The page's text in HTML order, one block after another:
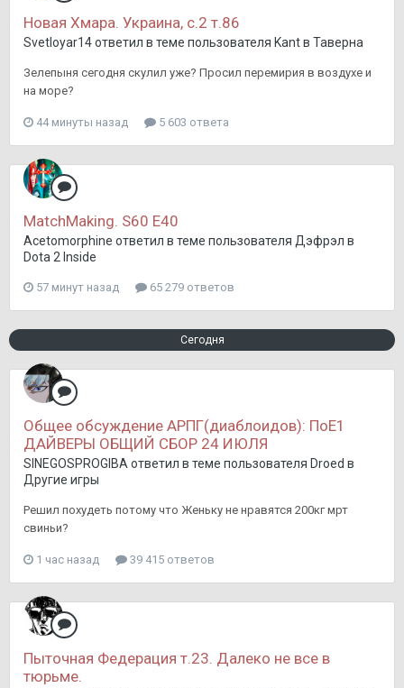
Новая Хмара. Украина, с.2 т.86
Svetloyar14ответил в теме пользователя Kantв Таверна
Зелепыня сегодня скулил уже? Просил перемирия в воздухе и
на море?
44 минуты назад 5 603 ответа
MatchMaking. S60 E40
Acetomorphine ответил в теме пользователя Дэфрэл в
Dota 2 Inside
57 минут назад 65 279 ответов
Сегодня
Общее обсуждение АРПГ(диаблоидов): ПоЕ1
ДАЙВЕРЫ ОБЩИЙ СБОР 24 ИЮЛЯ
SINEGOSPROGIBA ответил в теме пользователя Droed в
Другие игры
Решил похудеть потому что Женьку не нравятся 200кг мрт
свиньи?
1 час назад 39 415 ответов
Пыточная Федерация т.23. Далеко не все в
тюрьме.